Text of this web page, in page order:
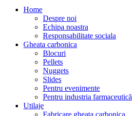
Home
Despre noi
Echipa noastra
Responsabilitate sociala
Gheata carbonica
Blocuri
Pellets
Nuggets
Slides
Pentru evenimente
Pentru industria farmaceutică
Utilaje
Fabricare gheata carbonica